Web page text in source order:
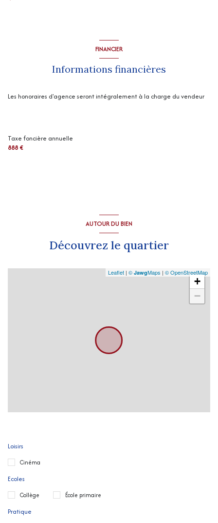
FINANCIER
Informations financières
Les honoraires d'agence seront intégralement à la charge du vendeur
Taxe foncière annuelle
888 €
AUTOUR DU BIEN
Découvrez le quartier
+
−
Leaflet | © JawgMaps | © OpenStreetMap
Loisirs
Cinéma
Ecoles
Collège École primaire
Pratique